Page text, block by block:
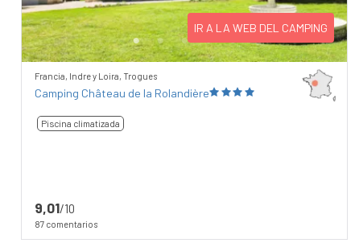
IR A LA WEB DEL CAMPING
Francia, Indre y Loira, Trogues
Camping Château de la Rolandière
Piscina climatizada
9,01/10
87 comentarios